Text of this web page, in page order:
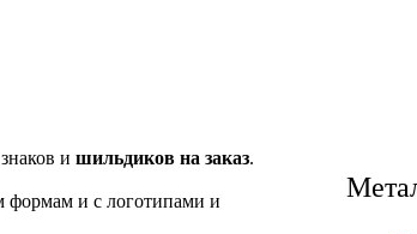
и шильдиков на заказ.
формам и с логотипами и